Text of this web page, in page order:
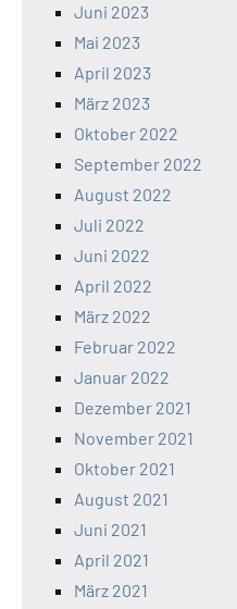
Juni 2023
Mai 2023
April 2023
März 2023
Oktober 2022
September 2022
August 2022
Juli 2022
Juni 2022
April 2022
März 2022
Februar 2022
Januar 2022
Dezember 2021
November 2021
Oktober 2021
August 2021
Juni 2021
April 2021
März 2021